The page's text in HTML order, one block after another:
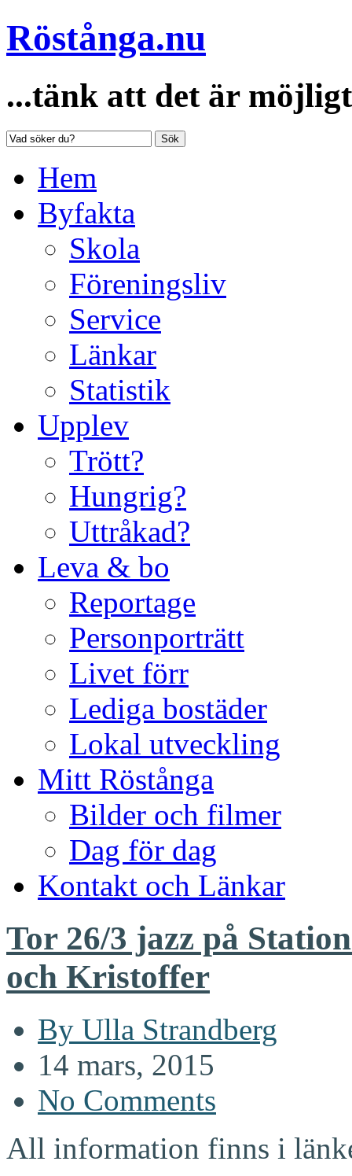
Röstånga.nu
...tänk att det är möjligt
Sök
Hem
Byfakta
Skola
Föreningsliv
Service
Länkar
Statistik
Upplev
Trött?
Hungrig?
Uttråkad?
Leva & bo
Reportage
Personporträtt
Livet förr
Lediga bostäder
Lokal utveckling
Mitt Röstånga
Bilder och filmer
Dag för dag
Kontakt och Länkar
Tor 26/3 jazz på
och Kristoffer
By Ulla Strandberg
14 mars, 2015
No Comments
All information finns i